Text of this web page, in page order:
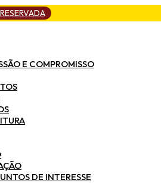
E COMPROMISSO
DE INTERESSE